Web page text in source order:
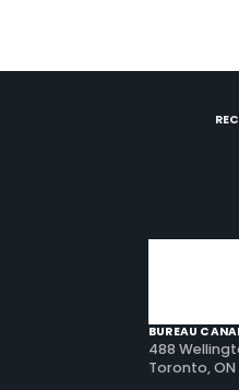
BUREAU
488
Toronto,